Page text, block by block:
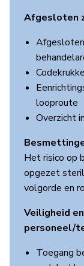
Afgesloten
looproute
Overzicht
Het risico op
opgezet
volgorde en
Veiligheid
personeel/
Toegang